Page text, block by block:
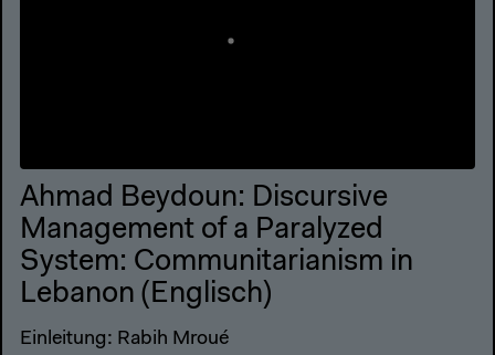
Ahmad Beydoun: Discursive
Management of a Paralyzed
System: Communitarianism in
Lebanon (Englisch)
Einleitung: Rabih Mroué